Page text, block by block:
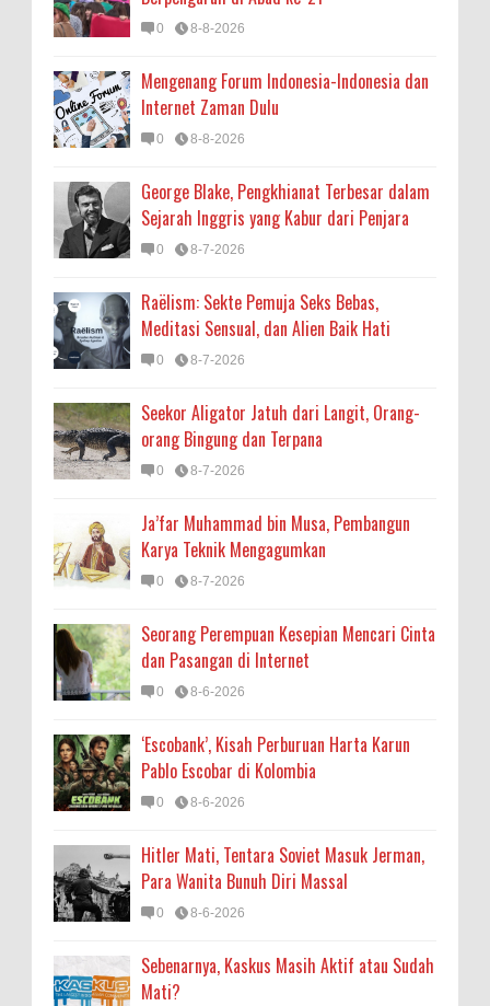
0 8-8-2026
Mengenang Forum Indonesia-Indonesia dan
Internet Zaman Dulu
0 8-8-2026
George Blake, Pengkhianat Terbesar dalam
Sejarah Inggris yang Kabur dari Penjara
0 8-7-2026
Raëlism: Sekte Pemuja Seks Bebas,
Meditasi Sensual, dan Alien Baik Hati
0 8-7-2026
Seekor Aligator Jatuh dari Langit, Orang-
orang Bingung dan Terpana
0 8-7-2026
Ja’far Muhammad bin Musa, Pembangun
Karya Teknik Mengagumkan
0 8-7-2026
Seorang Perempuan Kesepian Mencari Cinta
dan Pasangan di Internet
0 8-6-2026
‘Escobank’, Kisah Perburuan Harta Karun
Pablo Escobar di Kolombia
0 8-6-2026
Hitler Mati, Tentara Soviet Masuk Jerman,
Para Wanita Bunuh Diri Massal
0 8-6-2026
Sebenarnya, Kaskus Masih Aktif atau Sudah
Mati?